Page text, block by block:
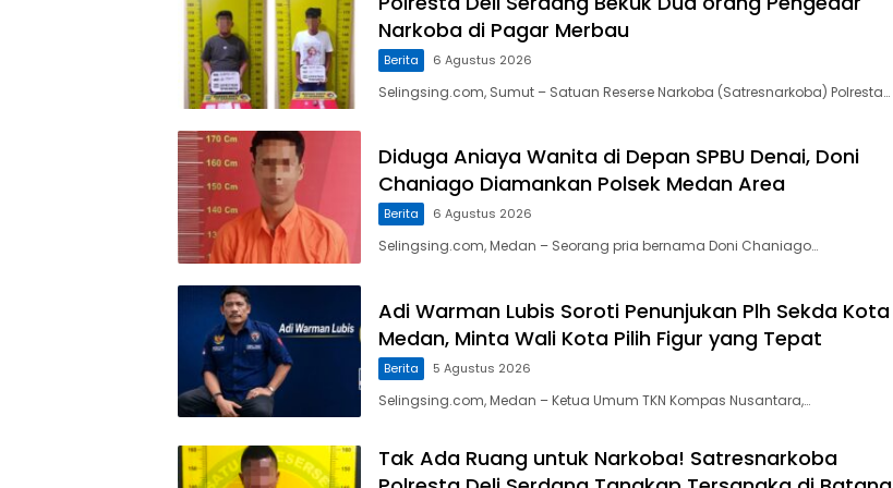
Narkoba di Pagar Merbau
Berita 6 Agustus 2026
Selingsing.com, Sumut – Satuan Reserse Narkoba (Satresnarkoba) Polresta…
Diduga Aniaya Wanita di Depan SPBU Denai, Doni
Chaniago Diamankan Polsek Medan Area
Berita 6 Agustus 2026
Selingsing.com, Medan – Seorang pria bernama Doni Chaniago…
Adi Warman Lubis Soroti Penunjukan Plh Sekda Kota
Medan, Minta Wali Kota Pilih Figur yang Tepat
Berita 5 Agustus 2026
Selingsing.com, Medan – Ketua Umum TKN Kompas Nusantara,…
Tak Ada Ruang untuk Narkoba! Satresnarkoba